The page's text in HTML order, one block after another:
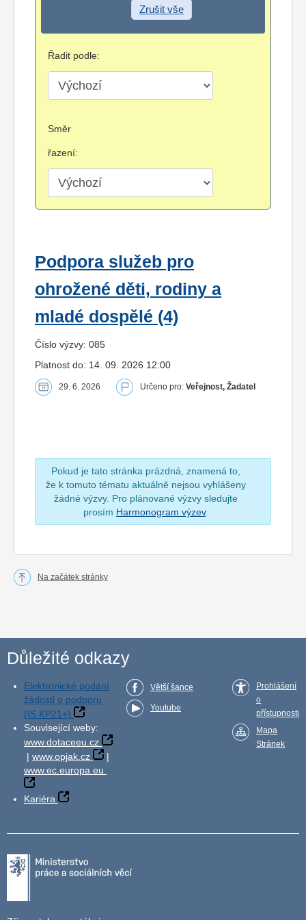
Zrušit vše
Řadit podle:
Směr
řazení:
Podpora služeb pro
ohrožené děti, rodiny a
mladé dospělé (4)
Číslo výzvy: 085
Platnost do: 14. 09. 2026 12:00
29. 6. 2026 Určeno pro: Veřejnost, Žadatel
Pokud je tato stránka prázdná, znamená to,
že k tomuto tématu aktuálně nejsou vyhlášeny
žádné výzvy. Pro plánované výzvy sledujte
prosím Harmonogram výzev.
Na začátek stránky
Důležité odkazy
Elektronické podání
žádosti o podporu
(IS KP21+)
Související weby:
www.dotaceeu.cz
| www.opjak.cz
|
www.ec.europa.eu
Kariéra
Větší šance
Youtube
Prohlášení
o
přístupnosti
Mapa
Stránek